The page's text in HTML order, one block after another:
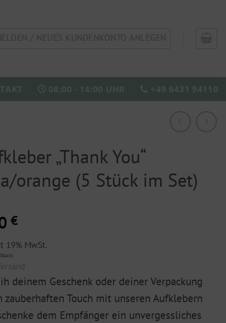
08:00 - 14:00 UHR +49 6431 94110
„Thank You“
orange (5 Stück im Set)
€
19% MwSt.
deinem Geschenk oder deiner Verpackung
zauberhaften Touch mit unseren Aufklebern
dem Empfänger ein unvergessliches